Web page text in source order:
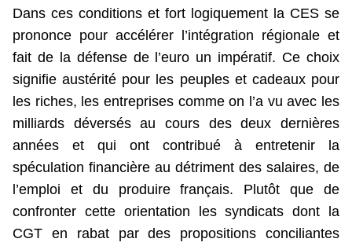
Dans ces conditions et fort logiquement la CES se
prononce pour accélérer l’intégration régionale et
fait de la défense de l’euro un impératif. Ce choix
signifie austérité pour les peuples et cadeaux pour
les riches, les entreprises comme on l’a vu avec les
milliards déversés au cours des deux dernières
années et qui ont contribué à entretenir la
spéculation financière au détriment des salaires, de
l’emploi et du produire français. Plutôt que de
confronter cette orientation les syndicats dont la
CGT en rabat par des propositions conciliantes